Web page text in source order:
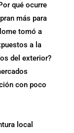
qué ocurre
más para
tomó a
a la
del exterior?
con poco
local